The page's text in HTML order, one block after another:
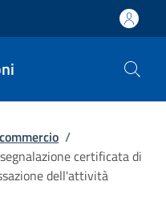
/
certificata di
dell'attività